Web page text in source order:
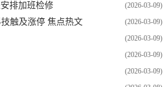
(2026-03-09)
排加班检修
(2026-03-09)
触及涨停 焦点热文
(2026-03-09)
(2026-03-09)
(2026-03-09)